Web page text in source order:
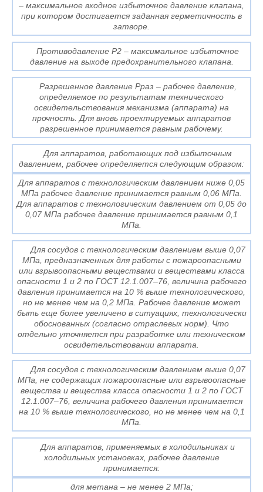
– максимальное входное избыточное давление клапана,
при котором достигается заданная герметичность в
затворе.
Противодавление P2 – максимальное избыточное
давление на выходе предохранительного клапана.
Разрешенное давление Рраз – рабочее давление,
определяемое по результатам технического
освидетельствования механизма (аппарата) на
прочность. Для вновь проектируемых аппаратов
разрешенное принимается равным рабочему.
Для аппаратов, работающих под избыточным
давлением, рабочее определяется следующим образом:
Для аппаратов с технологическим давлением ниже 0,05
МПа рабочее давление принимается равным 0,06 МПа.
Для аппаратов с технологическим давлением от 0,05 до
0,07 МПа рабочее давление принимается равным 0,1
МПа.
Для сосудов с технологическим давлением выше 0,07
МПа, предназначенных для работы с пожароопасными
или взрывоопасными веществами и веществами класса
опасности 1 и 2 по ГОСТ 12.1.007–76, величина рабочего
давления принимается на 10 % выше технологического,
но не менее чем на 0,2 МПа. Рабочее давление может
быть еще более увеличено в ситуациях, технологически
обоснованных (согласно отраслевых норм). Что
отдельно уточняется при разработке или техническом
освидетельствовании аппарата.
Для сосудов с технологическим давлением выше 0,07
МПа, не содержащих пожароопасные или взрывоопасные
вещества и вещества класса опасности 1 и 2 по ГОСТ
12.1.007–76, величина рабочего давления принимается
на 10 % выше технологического, но не менее чем на 0,1
МПа.
Для аппаратов, применяемых в холодильниках и
холодильных установках, рабочее давление
принимается:
для метана – не менее 2 МПа;